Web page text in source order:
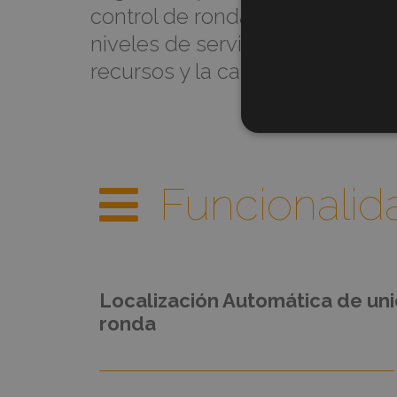
control de rondas permite al
niveles de servicio al cliente,
recursos y la calidad en la que
Localización Automática de
ronda